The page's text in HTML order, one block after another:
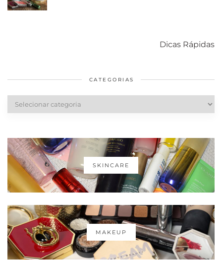
Dicas Rápidas
diários
cabelos
CATEGORIAS
Categorias
SKINCARE
MAKEUP